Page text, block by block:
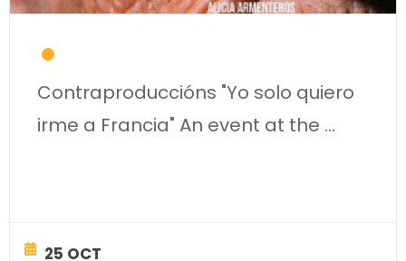
Contraproduccións "Yo solo quiero
irme a Francia" An event at the ...
25 OCT